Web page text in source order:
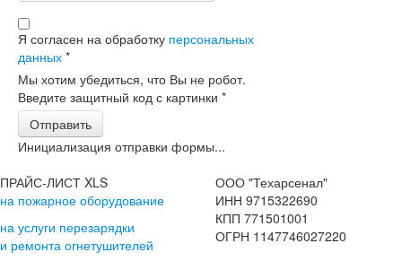
Я согласен на обработку персональных
данных *
Мы хотим убедиться, что Вы не робот.
Введите защитный код с картинки *
Отправить
Инициализация отправки формы...
ПРАЙС-ЛИСТ XLS
на пожарное оборудование
на услуги перезарядки
и ремонта огнетушителей
ООО "Техарсенал"
ИНН 9715322690
КПП 771501001
ОГРН 1147746027220